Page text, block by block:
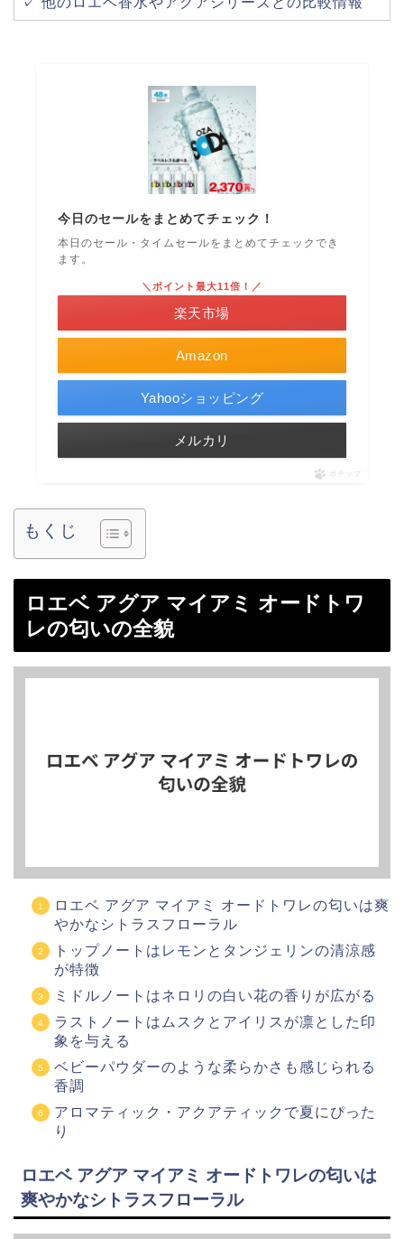
今日のセールをまとめてチェック！
本日のセール・タイムセールをまとめてチェックでき
ます。
Amazon
＼ポイント最大11倍！／
楽天市場
Yahooショッピング
メルカリ
ポチップ
もくじ
ロエベ アグア マイアミ オードトワ
レの匂いの全貌
ロエベ アグア マイアミ オードトワレの匂いは爽
やかなシトラスフローラル
トップノートはレモンとタンジェリンの清涼感
が特徴
ミドルノートはネロリの白い花の香りが広がる
ラストノートはムスクとアイリスが凛とした印
象を与える
ベビーパウダーのような柔らかさも感じられる
香調
アロマティック・アクアティックで夏にぴった
り
ロエベ アグア マイアミ オードトワレの匂いは
爽やかなシトラスフローラル